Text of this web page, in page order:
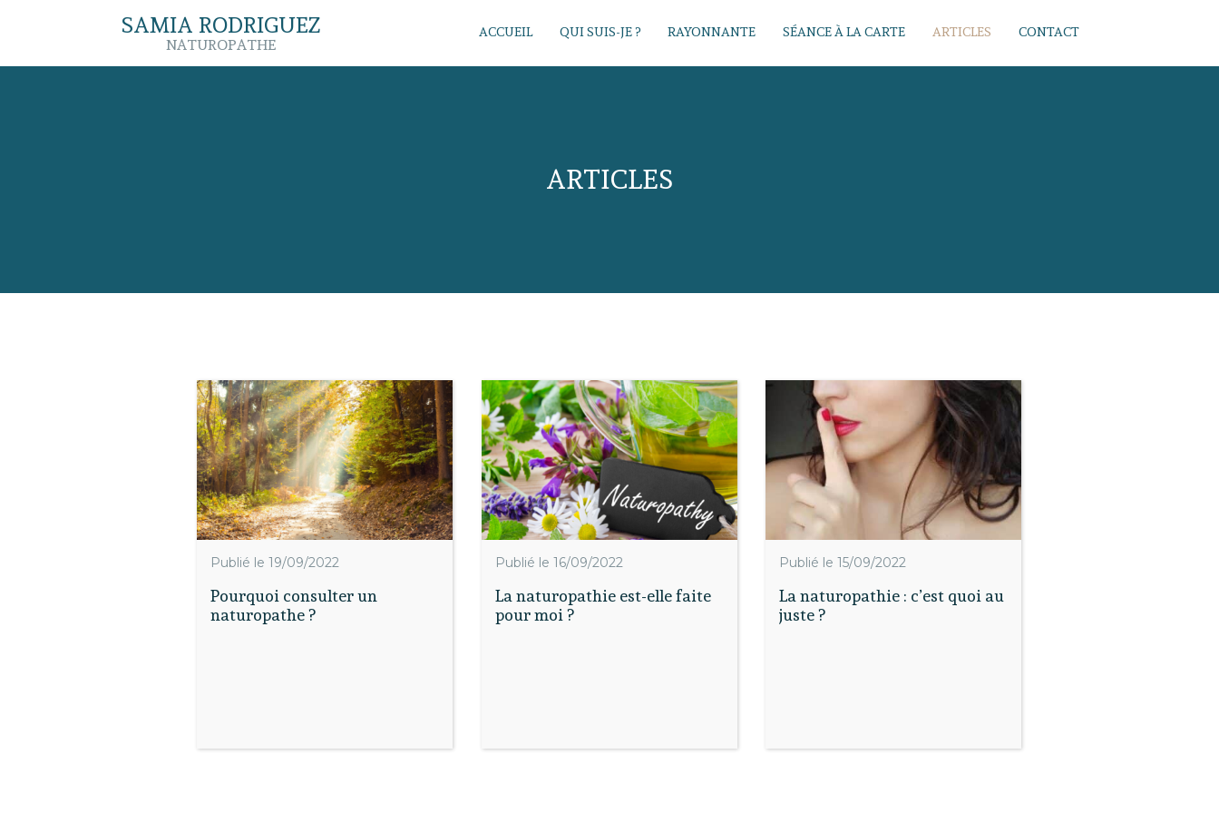
SAMIA RODRIGUEZ
NATUROPATHE
ACCUEIL QUI SUIS-JE ? RAYONNANTE SÉANCE À LA CARTE ARTICLES CONTACT
ARTICLES
Publié le 19/09/2022
Pourquoi consulter un
naturopathe ?
Publié le 16/09/2022
La naturopathie est-elle faite
pour moi ?
Publié le 15/09/2022
La naturopathie : c’est quoi au
juste ?